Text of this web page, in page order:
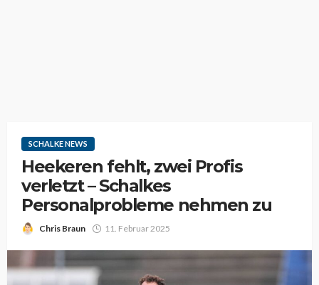
SCHALKE NEWS
Heekeren fehlt, zwei Profis
verletzt – Schalkes
Personalprobleme nehmen zu
Chris Braun 11. Februar 2025